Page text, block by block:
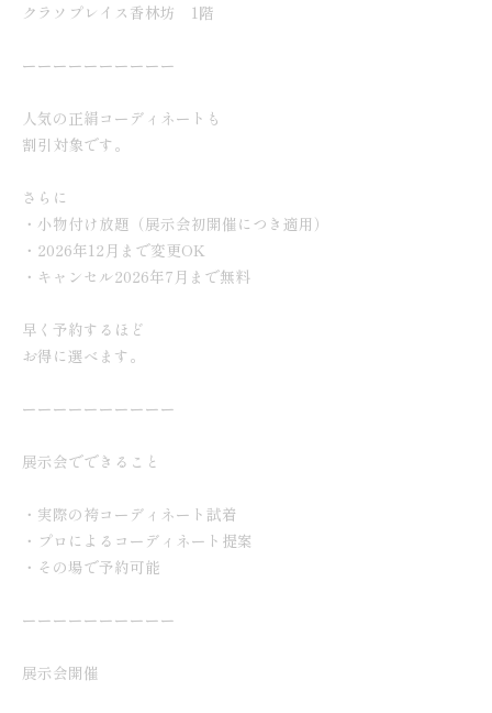
クラソプレイス香林坊 1階
ーーーーーーーーーー
人気の正絹コーディネートも
割引対象です。
さらに
・小物付け放題（展示会初開催につき適用）
・2026年12月まで変更OK
・キャンセル2026年7月まで無料
早く予約するほど
お得に選べます。
ーーーーーーーーーー
展示会でできること
・実際の袴コーディネート試着
・プロによるコーディネート提案
・その場で予約可能
ーーーーーーーーーー
展示会開催